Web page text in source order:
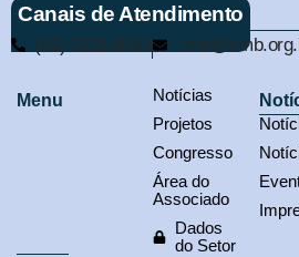
Canais de Atendimento
(61) 3321-9563
Menu
Notícias
Projetos
Congresso
Área do
Associado
Dados
do Setor